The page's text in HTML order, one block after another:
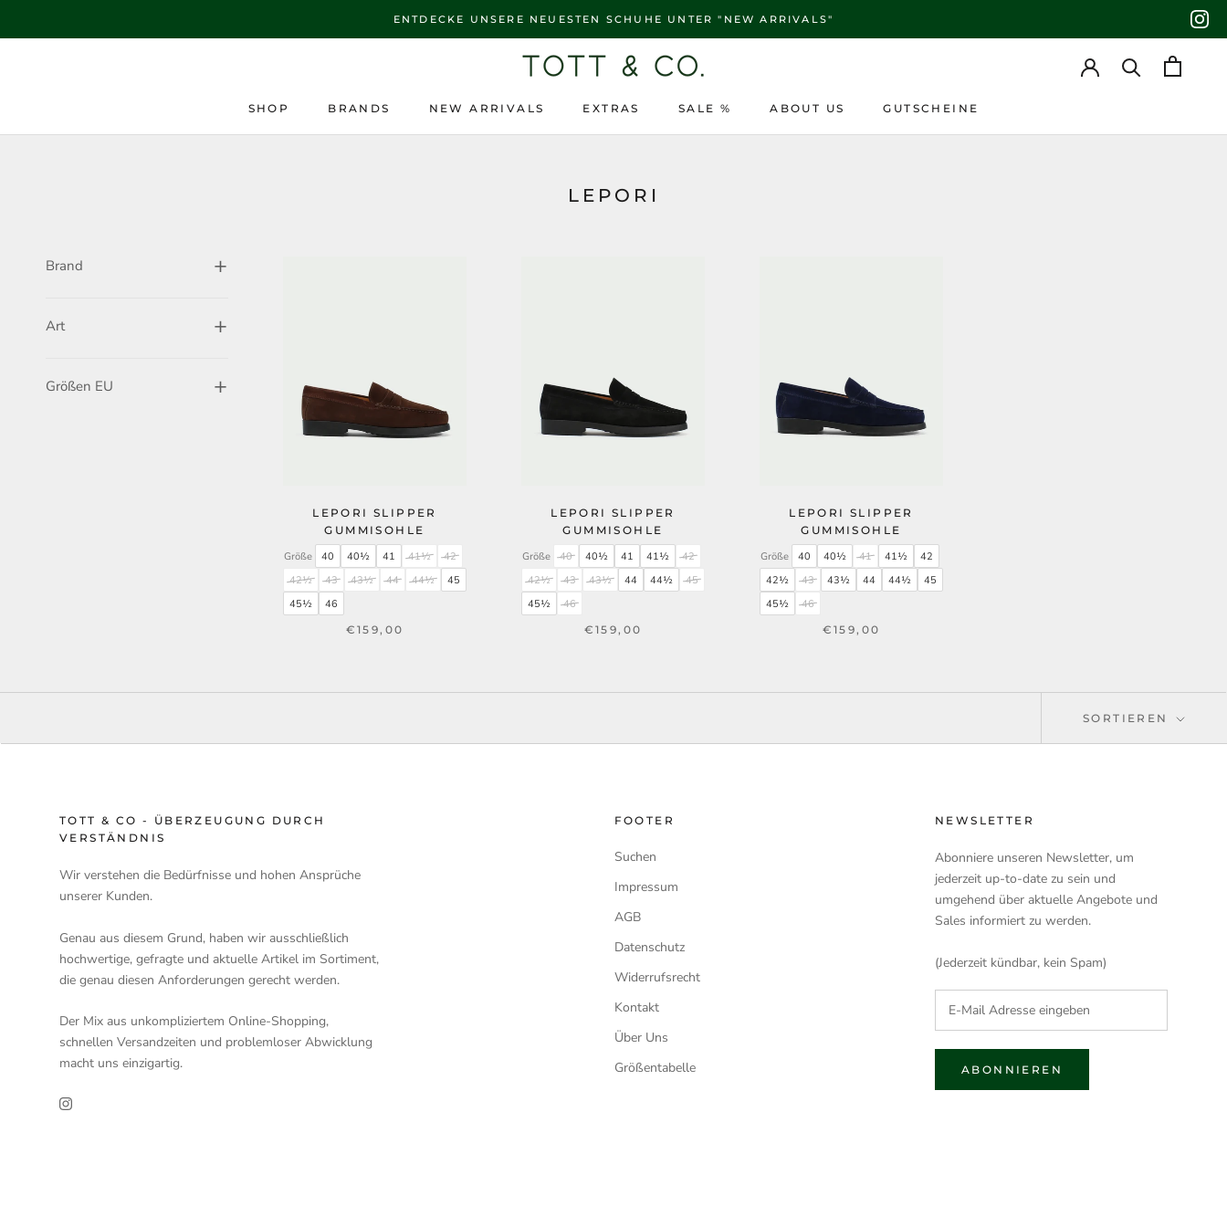
ENTDECKE UNSERE NEUESTEN SCHUHE UNTER "NEW ARRIVALS"
SHOP BRANDS
NEW ARRIVALS
EXTRAS
SALE %
ABOUT US
GUTSCHEINE
LEPORI
Brand
Art
Größen EU
LEPORI SLIPPER
GUMMISOHLE
Größe
40 40½ 41 41½
42
42½
43 43½ 44 44½
45
45½
46
€159,00
LEPORI SLIPPER
GUMMISOHLE
Größe
40 40½ 41 41½
42
42½
43 43½ 44 44½
45
45½
46
€159,00
LEPORI SLIPPER
GUMMISOHLE
Größe
40 40½ 41 41½
42
42½
43 43½ 44 44½
45
45½
46
€159,00
SORTIEREN
TOTT & CO - ÜBERZEUGUNG DURCH
VERSTÄNDNIS
Wir verstehen die Bedürfnisse und hohen Ansprüche
unserer Kunden.
Genau aus diesem Grund, haben wir ausschließlich
hochwertige, gefragte und aktuelle Artikel im Sortiment,
die genau diesen Anforderungen gerecht werden.
Der Mix aus unkompliziertem Online-Shopping,
schnellen Versandzeiten und problemloser Abwicklung
macht uns einzigartig.
FOOTER
Suchen
Impressum
AGB
Datenschutz
Widerrufsrecht
Kontakt
Über Uns
Größentabelle
NEWSLETTER
Abonniere unseren Newsletter, um
jederzeit up-to-date zu sein und
umgehend über aktuelle Angebote und
Sales informiert zu werden.
(Jederzeit kündbar, kein Spam)
ABONNIEREN